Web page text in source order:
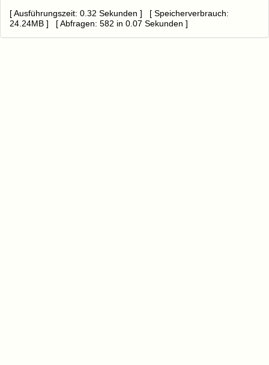
[ Ausführungszeit: 0.32 Sekunden ] [ Speicherverbrauch:
24.24MB ] [ Abfragen: 582 in 0.07 Sekunden ]